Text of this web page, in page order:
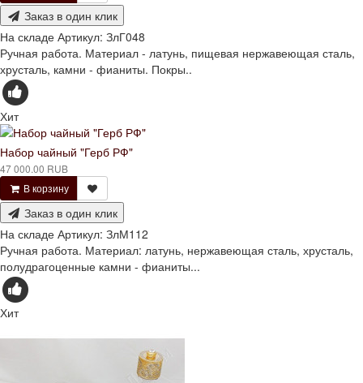
Заказ в один клик
На складе Артикул: ЗлГ048
Ручная работа. Материал - латунь, пищевая нержавеющая сталь,
хрусталь, камни - фианиты. Покры..
Хит
Набор чайный "Герб РФ"
47 000.00 RUB
В корзину
Заказ в один клик
На складе Артикул: ЗлМ112
Ручная работа. Материал: латунь, нержавеющая сталь, хрусталь,
полудрагоценные камни - фианиты...
Хит